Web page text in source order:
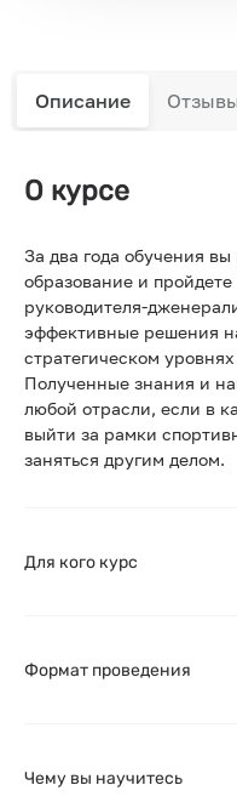
Описание
О курсе
За два года обучения
образование и
руководителя-
эффективные решения
стратегическом
Полученные знания и
любой отрасли, если в
выйти за рамки
заняться другим делом.
Для кого курс
Формат проведения
Чему вы научитесь